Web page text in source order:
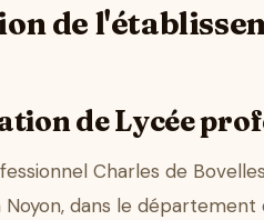
de
de Lycée
Charles de
Noyon, dans le